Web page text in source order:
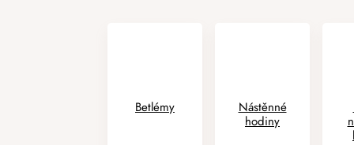
Betlémy
Nástěnné
hodiny